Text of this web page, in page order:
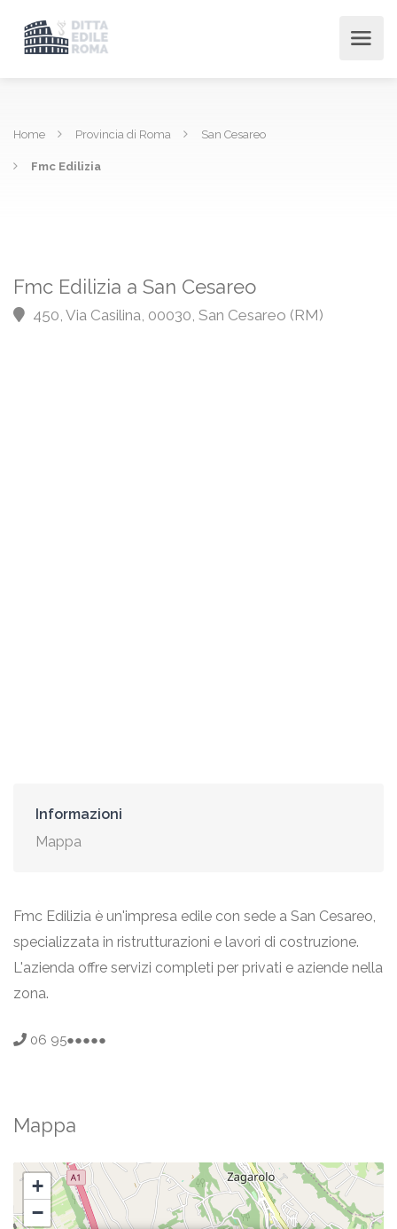
Home Provincia di Roma San Cesareo
Fmc Edilizia
Fmc Edilizia a San Cesareo
450, Via Casilina, 00030, San Cesareo (RM)
Informazioni
Mappa
Fmc Edilizia è un'impresa edile con sede a San Cesareo,
specializzata in ristrutturazioni e lavori di costruzione.
L'azienda offre servizi completi per privati e aziende nella
zona.
06 95●●●●●
Mappa
+
−